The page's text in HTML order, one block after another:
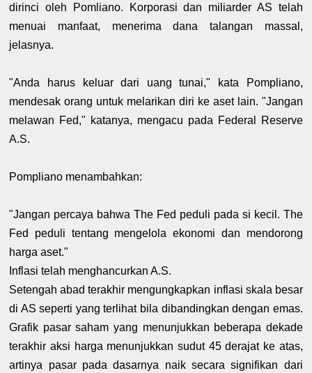
dirinci oleh Pomliano. Korporasi dan miliarder AS telah
menuai manfaat, menerima dana talangan massal,
jelasnya.
"Anda harus keluar dari uang tunai," kata Pompliano,
mendesak orang untuk melarikan diri ke aset lain. "Jangan
melawan Fed," katanya, mengacu pada Federal Reserve
A.S.
Pompliano menambahkan:
"Jangan percaya bahwa The Fed peduli pada si kecil. The
Fed peduli tentang mengelola ekonomi dan mendorong
harga aset."
Inflasi telah menghancurkan A.S.
Setengah abad terakhir mengungkapkan inflasi skala besar
di AS seperti yang terlihat bila dibandingkan dengan emas.
Grafik pasar saham yang menunjukkan beberapa dekade
terakhir aksi harga menunjukkan sudut 45 derajat ke atas,
artinya pasar pada dasarnya naik secara signifikan dari